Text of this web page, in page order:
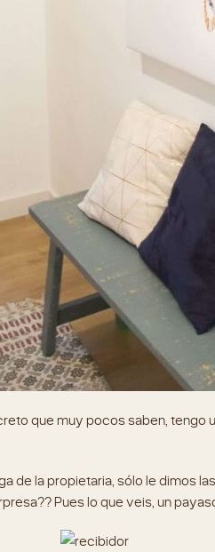
que muy pocos saben,
de la propietaria, sólo le dimos
Pues lo que veis, un